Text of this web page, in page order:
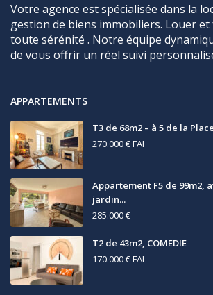
Votre agence est spécialisée dans la
gestion de biens immobiliers. Louer
toute sérénité . Notre équipe
de vous offrir un réel suivi
APPARTEMENTS
T3 de 68m2 – à 5 de la
270.000 €FAI
Appartement F5 de 99m2,
jardin...
285.000 €
T2 de 43m2, COMEDIE
170.000 €FAI